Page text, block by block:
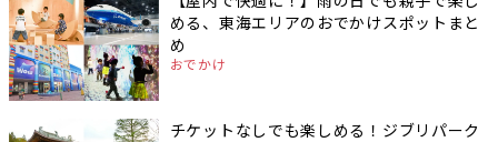
める、東海エリアのおでかけスポットまと
め
おでかけ
チケットなしでも楽しめる！ジブリパーク